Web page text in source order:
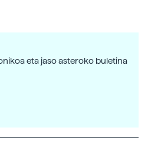
eta jaso asteroko buletina